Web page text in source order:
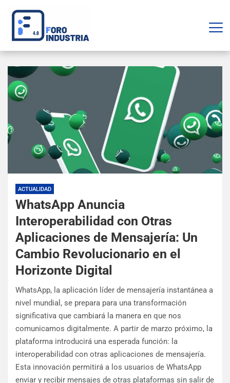
ACTUALIDAD
WhatsApp Anuncia
Interoperabilidad con Otras
Aplicaciones de Mensajería: Un
Cambio Revolucionario en el
Horizonte Digital
WhatsApp, la aplicación líder de mensajería instantánea a
nivel mundial, se prepara para una transformación
significativa que cambiará la manera en que nos
comunicamos digitalmente. A partir de marzo próximo, la
plataforma introducirá una esperada función: la
interoperabilidad con otras aplicaciones de mensajería.
Esta innovación permitirá a los usuarios de WhatsApp
enviar y recibir mensajes de otras plataformas sin salir de